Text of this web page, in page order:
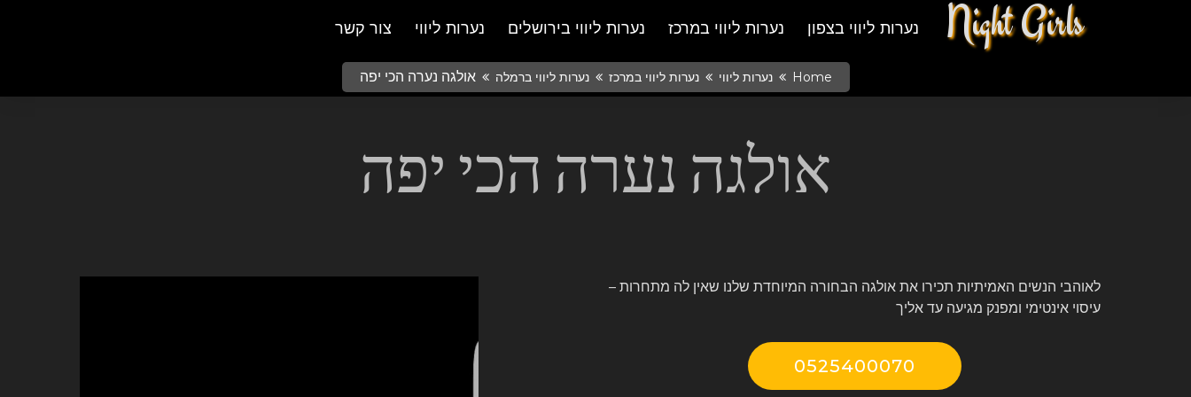
Night Girls צור קשר נערות ליווי נערות ליווי בירושלים נערות ליווי במרכז נערות ליווי בצפון
Home נערות ליווי נערות ליווי במרכז נערות ליווי ברמלה אולגה נערה הכי יפה
אולגה נערה הכי יפה
לאוהבי הנשים האמיתיות תכירו את אולגה הבחורה המיוחדת שלנו שאין לה מתחרות –
עיסוי אינטימי ומפנק מגיעה עד אליך
0525400070